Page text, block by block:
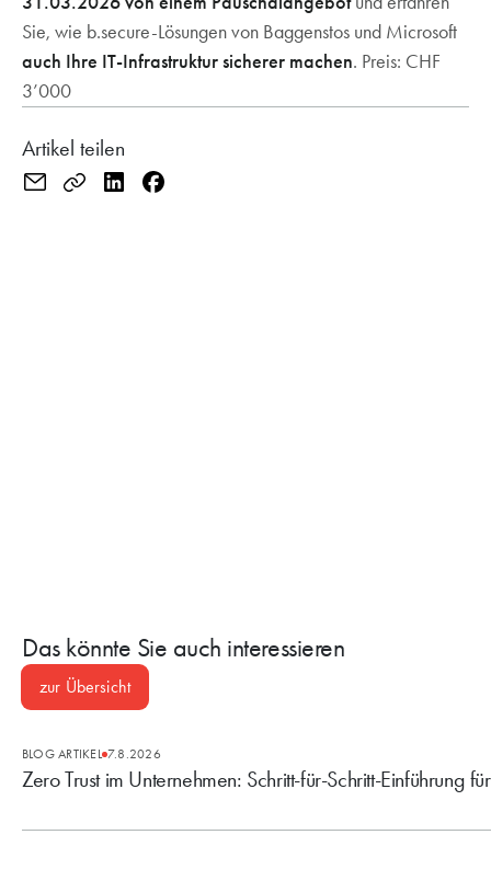
Sie, wie b.secure-Lösungen von Baggenstos und Microsoft
auch Ihre IT-Infrastruktur sicherer machen. Preis: CHF
3’000
Artikel teilen
Das könnte Sie auch interessieren
zur Übersicht
BLOG ARTIKEL 7.8.2026
Zero Trust im Unternehmen: Schritt-für-Schritt-Einführung